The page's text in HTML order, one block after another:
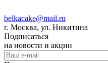
belkacake@mail.ru
г. Москва, ул. Никитина
Подписаться
на новости и акции